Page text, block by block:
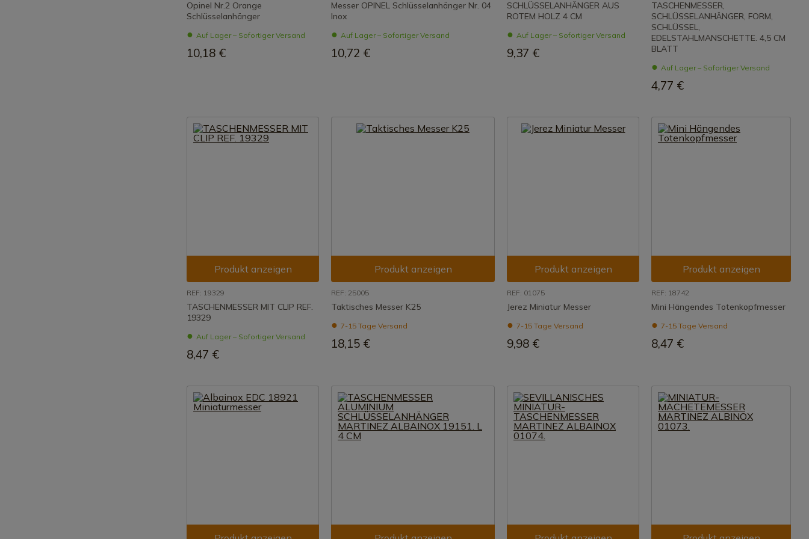
Opinel Nr.2 Orange
Schlüsselanhänger
Auf Lager – Sofortiger Versand
10,18 €
Messer OPINEL Schlüsselanhänger Nr. 04
Inox
Auf Lager – Sofortiger Versand
10,72 €
SCHLÜSSELANHÄNGER AUS
ROTEM HOLZ 4 CM
Auf Lager – Sofortiger Versand
9,37 €
TASCHENMESSER,
SCHLÜSSELANHÄNGER, FORM,
SCHLÜSSEL,
EDELSTAHLMANSCHETTE. 4,5 CM
BLATT
Auf Lager – Sofortiger Versand
4,77 €
Produkt anzeigen
REF: 19329
TASCHENMESSER MIT CLIP REF.
19329
Auf Lager – Sofortiger Versand
8,47 €
Produkt anzeigen
REF: 25005
Taktisches Messer K25
7-15 Tage Versand
18,15 €
Produkt anzeigen
REF: 01075
Jerez Miniatur Messer
7-15 Tage Versand
9,98 €
Produkt anzeigen
REF: 18742
Mini Hängendes Totenkopfmesser
7-15 Tage Versand
8,47 €